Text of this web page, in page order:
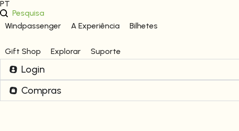
PT
Pesquisa
Windpassenger
A Experiência Bilhetes
Gift Shop Explorar Suporte
Login
Compras